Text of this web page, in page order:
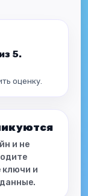
5.
оценку.
и не
ключи и